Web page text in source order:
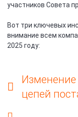
участников Совета
Вот три ключевых
внимание всем
2025 году:
Изменение
цепей